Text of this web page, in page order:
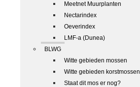
Meetnet Muurplanten
Nectarindex
Oeverindex
LMF-a (Dunea)
BLWG
Witte gebieden mossen
Witte gebieden korstmossen
Staat dit mos er nog?